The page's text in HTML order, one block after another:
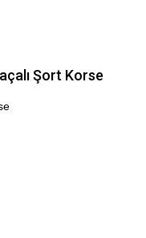
Şort Korse